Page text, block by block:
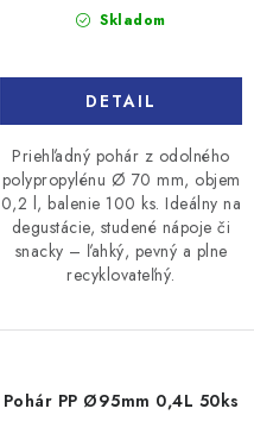
Skladom
DETAIL
Priehľadný pohár z odolného
polypropylénu Ø 70 mm, objem
0,2 l, balenie 100 ks. Ideálny na
degustácie, studené nápoje či
snacky – ľahký, pevný a plne
recyklovateľný.
Pohár PP Ø95mm 0,4L 50ks